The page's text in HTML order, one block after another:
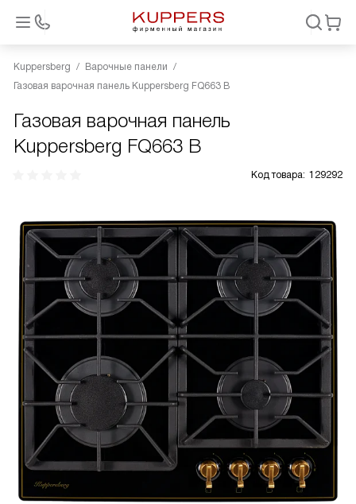
Kuppersberg
Варочные панели
Газовая варочная панель Kuppersberg FQ663 B
Газовая варочная панель
Kuppersberg FQ663 B
Код товара: 129292